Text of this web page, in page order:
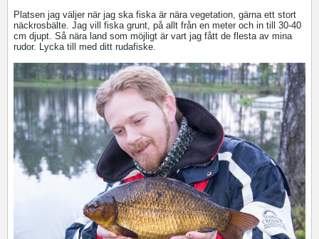
Platsen jag väljer när jag ska fiska är nära vegetation, gärna ett stort
näckrosbälte. Jag vill fiska grunt, på allt från en meter och in till 30-40
cm djupt. Så nära land som möjligt är vart jag fått de flesta av mina
rudor. Lycka till med ditt rudafiske.